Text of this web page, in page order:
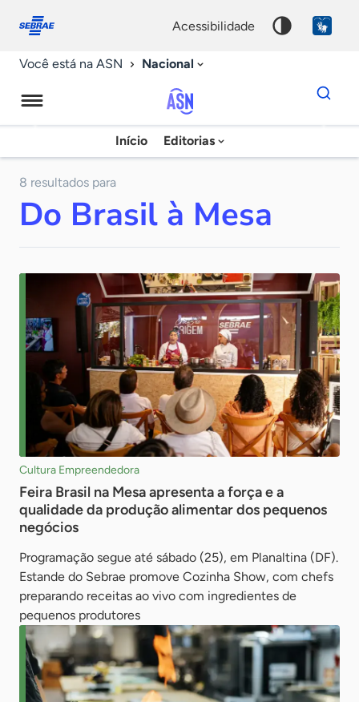
conosco
acessibilidade
Você está na ASN Nacional
Agência
Sebrae
Notícias
Início Editorias
Dados
para
chave
8 resultados para
Do Brasil à Mesa
Cultura Empreendedora
Feira Brasil na Mesa apresenta a força e a
qualidade da produção alimentar dos pequenos
negócios
Programação segue até sábado (25), em Planaltina (DF).
Estande do Sebrae promove Cozinha Show, com chefs
preparando receitas ao vivo com ingredientes de
pequenos produtores